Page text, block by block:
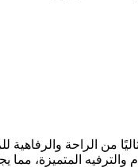
من الراحة
المتميزة، مما